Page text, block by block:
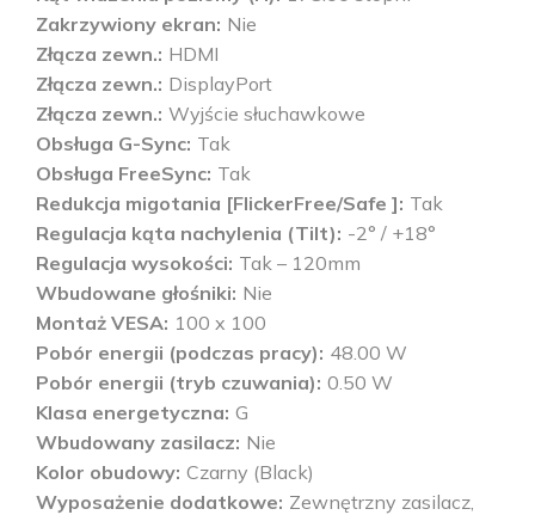
Zakrzywiony ekran Nie
Złącza zewn. HDMI
Złącza zewn. DisplayPort
Złącza zewn. Wyjście słuchawkowe
Obsługa G-Sync Tak
Obsługa FreeSync Tak
Redukcja migotania [FlickerFree/Safe ] Tak
Regulacja kąta nachylenia (Tilt) -2° / +18°
Regulacja wysokości Tak – 120mm
Wbudowane głośniki Nie
Montaż VESA 100 x 100
Pobór energii (podczas pracy) 48.00 W
Pobór energii (tryb czuwania) 0.50 W
Klasa energetyczna G
Wbudowany zasilacz Nie
Kolor obudowy Czarny (Black)
Wyposażenie dodatkowe Zewnętrzny zasilacz,